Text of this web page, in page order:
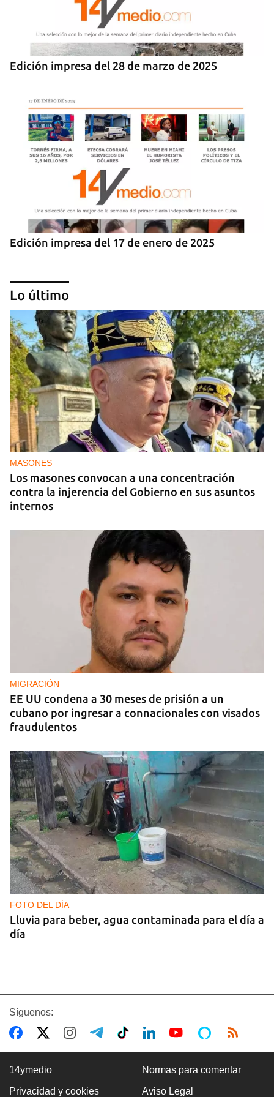
Edición impresa del 28 de marzo de 2025
Edición impresa del 17 de enero de 2025
Lo último
MASONES
Los masones convocan a una concentración
contra la injerencia del Gobierno en sus asuntos
internos
MIGRACIÓN
EE UU condena a 30 meses de prisión a un
cubano por ingresar a connacionales con visados
fraudulentos
FOTO DEL DÍA
Lluvia para beber, agua contaminada para el día a
día
Síguenos:
14ymedio Normas para comentar
Privacidad y cookies Aviso Legal